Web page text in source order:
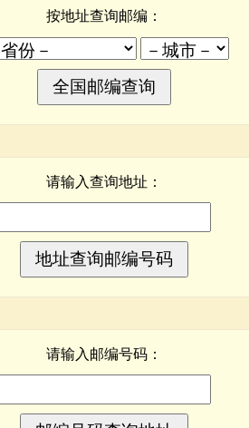
按地址查询邮编：
请输入查询地址：
请输入邮编号码：